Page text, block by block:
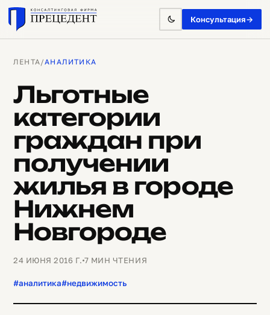
Консультация→
ЛЕНТА/АНАЛИТИКА
Льготные
категории
граждан при
получении
жилья в городе
Нижнем
Новгороде
24 ИЮНЯ 2016 Г. 7 МИН ЧТЕНИЯ
#аналитика#недвижимость